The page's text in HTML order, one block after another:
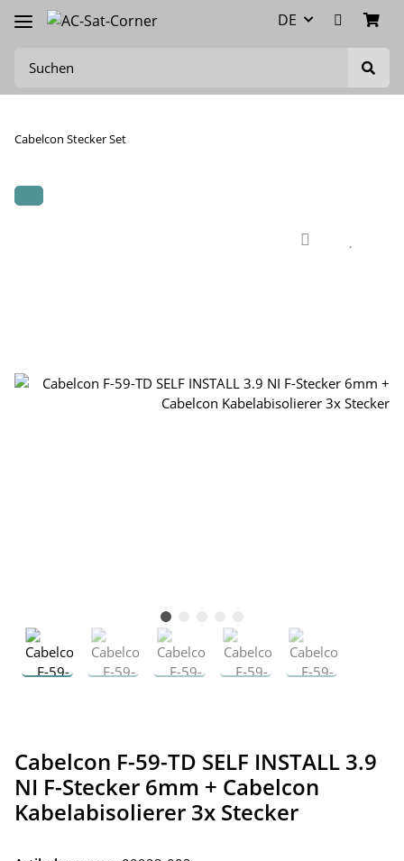
DE
Cabelcon Stecker Set
Cabelcon F-59-TD SELF INSTALL 3.9
NI F-Stecker 6mm + Cabelcon
Kabelabisolierer 3x Stecker